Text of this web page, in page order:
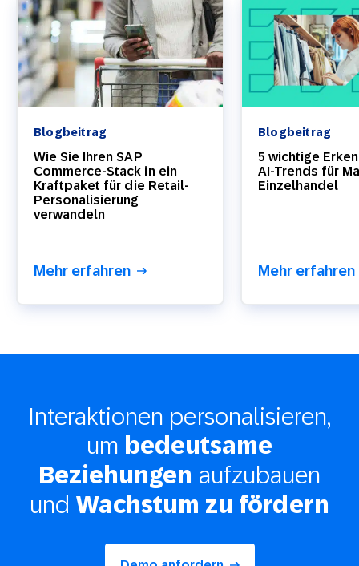
Blogbeitrag
Wie Sie Ihren SAP
Commerce-Stack in ein
Kraftpaket für die Retail-
Personalisierung
verwandeln
Mehr erfahren
Blogbeitrag
5 wichtige
AI-Trends für
Einzelhandel
Mehr erfahren
Interaktionen personalisieren,
um bedeutsame
Beziehungen aufzubauen
und Wachstum zu fördern